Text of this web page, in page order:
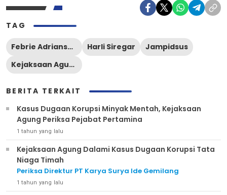
TAG
Febrie Adriansyah Harli Siregar
Jampidsus
Kejaksaan Agung RI
BERITA TERKAIT
Kasus Dugaan Korupsi Minyak Mentah, Kejaksaan
Agung Periksa Pejabat Pertamina
1 tahun yang lalu
Kejaksaan Agung Dalami Kasus Dugaan Korupsi Tata
Niaga Timah
Periksa Direktur PT Karya Surya Ide Gemilang
1 tahun yang lalu